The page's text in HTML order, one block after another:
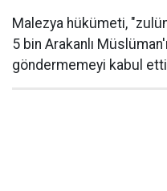
Malezya hükümeti,
5 bin Arakanlı
göndermemeyi kabul